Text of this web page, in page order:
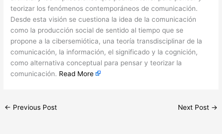
teorizar los fenómenos contemporáneos de comunicación.
Desde esta visión se cuestiona la idea de la comunicación
como la producción social de sentido al tiempo que se
propone a la cibersemiótica, una teoría transdisciplinar de la
comunicación, la información, el significado y la cognición,
como alternativa conceptual para pensar y teorizar la
comunicación. Read More
← Previous Post Next Post →